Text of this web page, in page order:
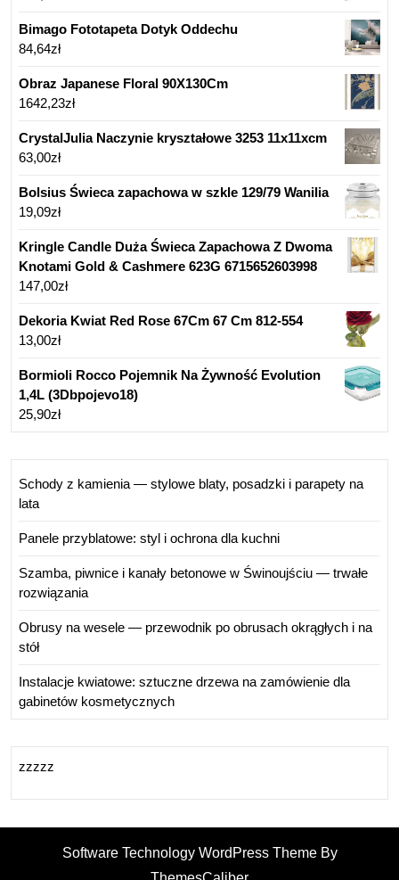
Bimago Fototapeta Dotyk Oddechu
84,64zł
Obraz Japanese Floral 90X130Cm
1642,23zł
CrystalJulia Naczynie kryształowe 3253 11x11xcm
63,00zł
Bolsius Świeca zapachowa w szkle 129/79 Wanilia
19,09zł
Kringle Candle Duża Świeca Zapachowa Z Dwoma
Knotami Gold & Cashmere 623G 6715652603998
147,00zł
Dekoria Kwiat Red Rose 67Cm 67 Cm 812-554
13,00zł
Bormioli Rocco Pojemnik Na Żywność Evolution
1,4L (3Dbpojevo18)
25,90zł
Schody z kamienia — stylowe blaty, posadzki i parapety na
lata
Panele przyblatowe: styl i ochrona dla kuchni
Szamba, piwnice i kanały betonowe w Świnoujściu — trwałe
rozwiązania
Obrusy na wesele — przewodnik po obrusach okrągłych i na
stół
Instalacje kwiatowe: sztuczne drzewa na zamówienie dla
gabinetów kosmetycznych
zzzzz
Software Technology WordPress Theme By